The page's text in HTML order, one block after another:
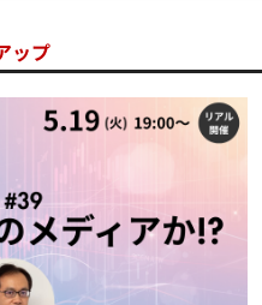
ップ